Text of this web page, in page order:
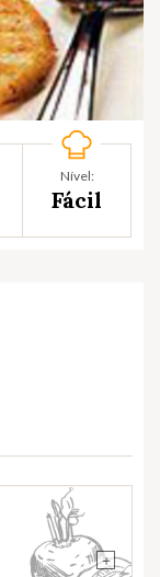
Nível:
Fácil
+